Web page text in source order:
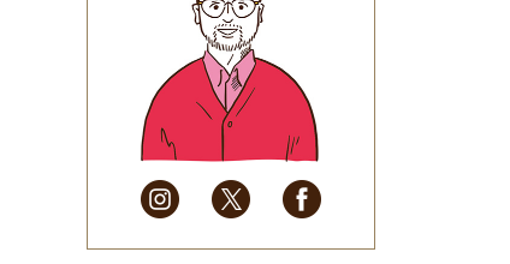
2025年7月(37)
2025年6月(48)
2025年5月
(41)
2025年4月
(32)
2025年3月(31)
2025年2月
(28)
2025年1月
(34)